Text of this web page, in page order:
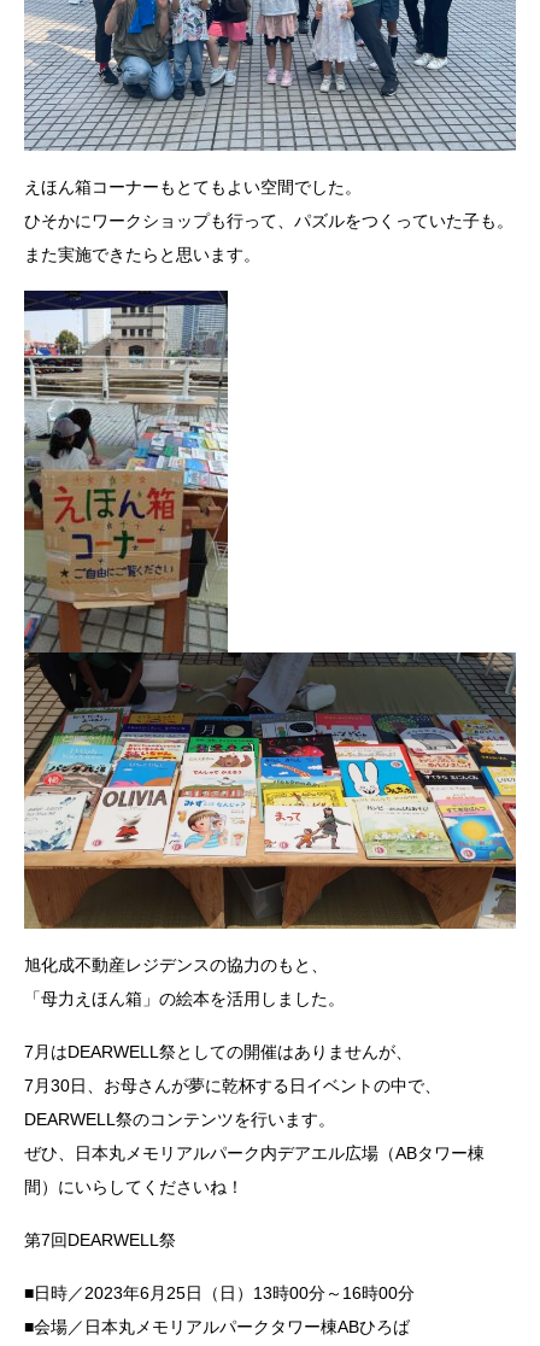
えほん箱コーナーもとてもよい空間でした。
ひそかにワークショップも行って、パズルをつくっていた子も。
また実施できたらと思います。
旭化成不動産レジデンスの協力のもと、
「母力えほん箱」の絵本を活用しました。
7月はDEARWELL祭としての開催はありませんが、
7月30日、お母さんが夢に乾杯する日イベントの中で、
DEARWELL祭のコンテンツを行います。
ぜひ、日本丸メモリアルパーク内デアエル広場（ABタワー棟
間）にいらしてくださいね！
第7回DEARWELL祭
■日時／2023年6月25日（日）13時00分～16時00分
■会場／日本丸メモリアルパークタワー棟ABひろば